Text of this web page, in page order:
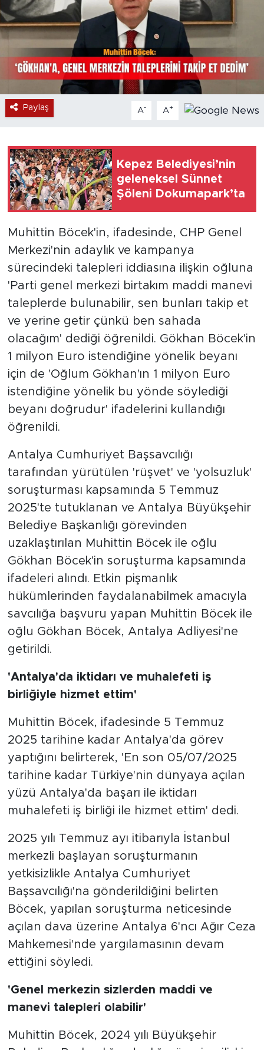
Paylaş A- A+
Kepez Belediyesi’nin
geleneksel Sünnet
Şöleni Dokumapark’ta
Muhittin Böcek'in, ifadesinde, CHP Genel
Merkezi'nin adaylık ve kampanya
sürecindeki talepleri iddiasına ilişkin oğluna
'Parti genel merkezi birtakım maddi manevi
taleplerde bulunabilir, sen bunları takip et
ve yerine getir çünkü ben sahada
olacağım' dediği öğrenildi. Gökhan Böcek'in
1 milyon Euro istendiğine yönelik beyanı
için de 'Oğlum Gökhan'ın 1 milyon Euro
istendiğine yönelik bu yönde söylediği
beyanı doğrudur' ifadelerini kullandığı
öğrenildi.
Antalya Cumhuriyet Başsavcılığı
tarafından yürütülen 'rüşvet' ve 'yolsuzluk'
soruşturması kapsamında 5 Temmuz
2025'te tutuklanan ve Antalya Büyükşehir
Belediye Başkanlığı görevinden
uzaklaştırılan Muhittin Böcek ile oğlu
Gökhan Böcek'in soruşturma kapsamında
ifadeleri alındı. Etkin pişmanlık
hükümlerinden faydalanabilmek amacıyla
savcılığa başvuru yapan Muhittin Böcek ile
oğlu Gökhan Böcek, Antalya Adliyesi'ne
getirildi.
'Antalya'da iktidarı ve muhalefeti iş
birliğiyle hizmet ettim'
Muhittin Böcek, ifadesinde 5 Temmuz
2025 tarihine kadar Antalya'da görev
yaptığını belirterek, 'En son 05/07/2025
tarihine kadar Türkiye'nin dünyaya açılan
yüzü Antalya'da başarı ile iktidarı
muhalefeti iş birliği ile hizmet ettim' dedi.
2025 yılı Temmuz ayı itibarıyla İstanbul
merkezli başlayan soruşturmanın
yetkisizlikle Antalya Cumhuriyet
Başsavcılığı'na gönderildiğini belirten
Böcek, yapılan soruşturma neticesinde
açılan dava üzerine Antalya 6'ncı Ağır Ceza
Mahkemesi'nde yargılamasının devam
ettiğini söyledi.
'Genel merkezin sizlerden maddi ve
manevi talepleri olabilir'
Muhittin Böcek, 2024 yılı Büyükşehir